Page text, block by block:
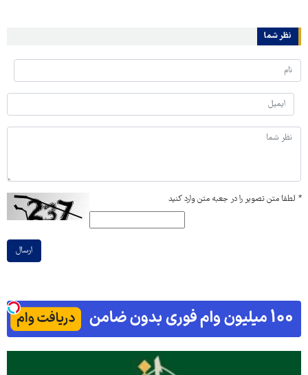
نظر شما
* لطفا متن تصویر را در جعبه متن وارد کنید
ارسال